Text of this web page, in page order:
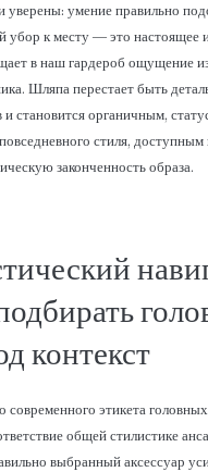
уверены: умение правильно
убор к месту — это настоящее
в наш гардероб ощущение
Шляпа перестает быть
и становится органичным,
стиля,
законченность образа.
контекст
современного этикета
общей стилистике
выбранный аксессуар